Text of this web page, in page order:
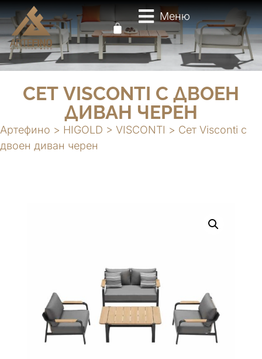
Меню
СЕТ VISCONTI С ДВОЕН
ДИВАН ЧЕРЕН
Артефино > HIGOLD > VISCONTI > Сет Visconti с
двоен диван черен